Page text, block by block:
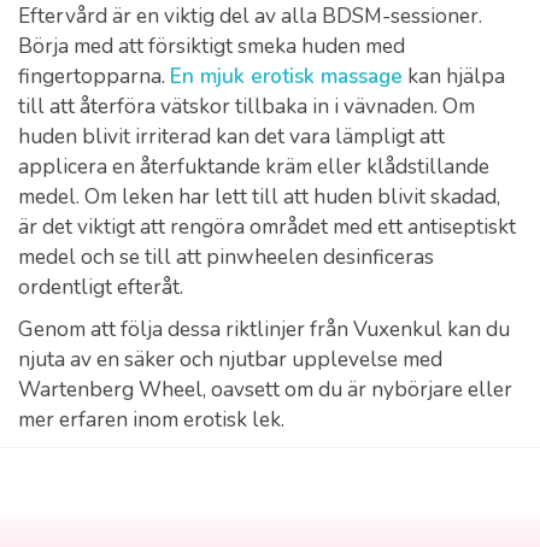
Eftervård är en viktig del av alla BDSM-sessioner.
Börja med att försiktigt smeka huden med
fingertopparna. En mjuk erotisk massage kan hjälpa
till att återföra vätskor tillbaka in i vävnaden. Om
huden blivit irriterad kan det vara lämpligt att
applicera en återfuktande kräm eller klådstillande
medel. Om leken har lett till att huden blivit skadad,
är det viktigt att rengöra området med ett antiseptiskt
medel och se till att pinwheelen desinficeras
ordentligt efteråt.
Genom att följa dessa riktlinjer från Vuxenkul kan du
njuta av en säker och njutbar upplevelse med
Wartenberg Wheel, oavsett om du är nybörjare eller
mer erfaren inom erotisk lek.